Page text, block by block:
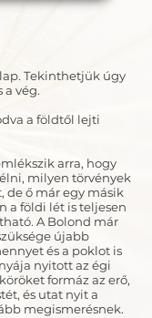
Tekinthetjük úgy
a vég.
a földtől lejti
arra, hogy
milyen törvények
de ő már egy másik
a földi lét is teljesen
A Bolond már
újabb
és a poklot is
nyitott az égi
formáz az erő,
és utat nyit a
megismerésnek.